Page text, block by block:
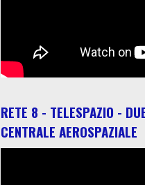
RETE 8 - TELESPAZIO -
CENTRALE AEROSPAZIALE